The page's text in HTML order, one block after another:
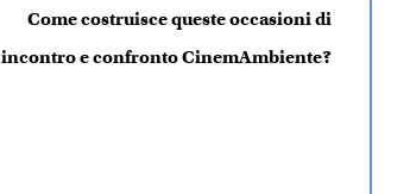
Come costruisce queste occasioni di
incontro e confronto CinemAmbiente?